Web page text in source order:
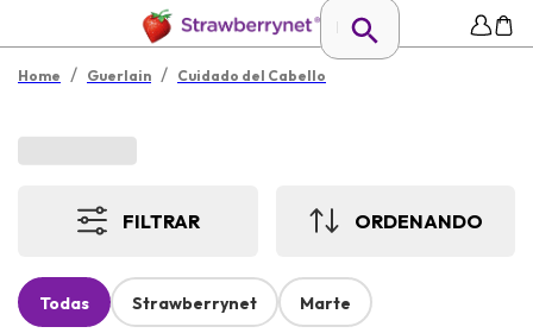
Home / Guerlain / Cuidado del Cabello
FILTRAR ORDENANDO
Todas Strawberrynet Marte